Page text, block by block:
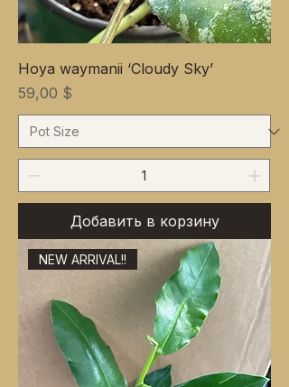
Hoya waymanii ‘Cloudy Sky’
Цена
59,00 $
Добавить в корзину
NEW ARRIVAL!!